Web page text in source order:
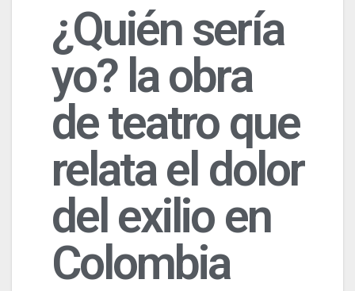
¿Quién sería
yo? la obra
de teatro que
relata el dolor
del exilio en
Colombia